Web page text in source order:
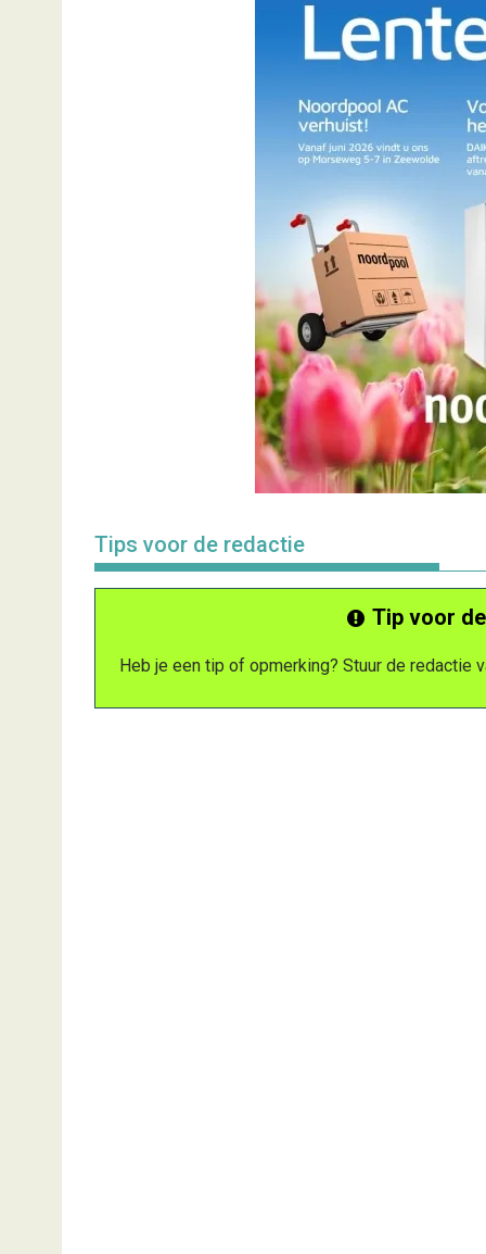
Tips voor de redactie
Tip voor
Heb je een tip of opmerking? Stuur de redactie